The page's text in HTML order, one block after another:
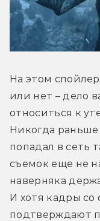
На этом
или нет – дело
относиться к
Никогда раньше
попадал в сеть
съемок еще не
наверняка
И хотя кадры со
подтверждают